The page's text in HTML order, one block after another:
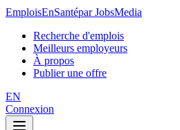
EmploisEnSantépar JobsMedia
Recherche d'emplois
Meilleurs employeurs
À propos
Publier une offre
EN
Connexion